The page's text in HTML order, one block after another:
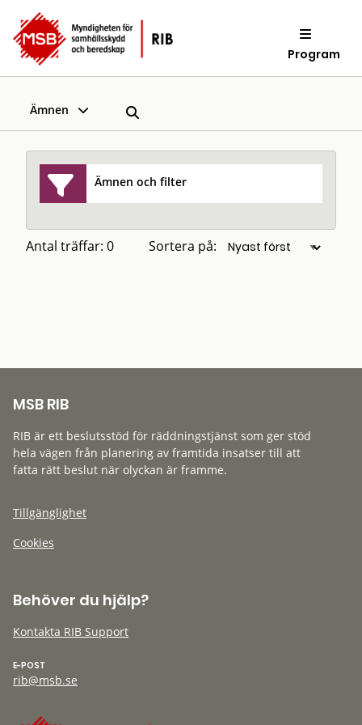
Program
Ämnen
Ämnen och filter
Antal träffar: 0 Sortera på:
MSB RIB
RIB är ett beslutsstöd för räddningstjänst som ger stöd
hela vägen från planering av framtida insatser till att
fatta rätt beslut när olyckan är framme.
Tillgänglighet
Cookies
Behöver du hjälp?
Kontakta RIB Support
E-POST
rib@msb.se